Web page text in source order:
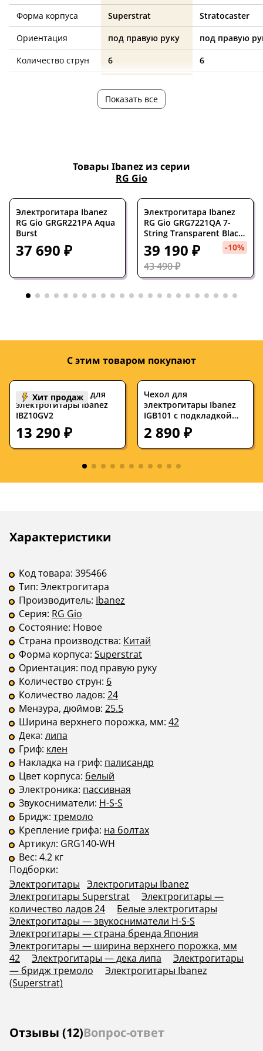
Форма корпуса Superstrat
Stratocaster
Ориентация
под правую руку
под правую
Количество струн
6
6
25.5
липа
клен
Накладка на гриф
палисандр
клен
Цвет корпуса
белый
санберст
Электроника
пассивная
пассивная
H-S-S
Бридж
тремоло
тремоло
Показать все
Товары Ibanez из серии
RG Gio
Электрогитара Ibanez
RG Gio GRGR221PA Aqua
Burst
37 690 ₽
Электрогитара Ibanez
RG Gio GRG7221QA 7-
String Transparent Black
Sunburst
39 190 ₽ -10%
43 490 ₽
С этим товаром покупают
Хит продаж
Комбоусилитель для
электрогитары Ibanez
IBZ10GV2
13 290 ₽
Чехол для
электрогитары Ibanez
IGB101 с подкладкой
10мм
2 890 ₽
Описание
Характеристики
Инструкции
Код товара: 395466
Тип: Электрогитара
Производитель: Ibanez
Серия: RG Gio
Состояние: Новое
Страна производства: Китай
Форма корпуса: Superstrat
Ориентация: под правую руку
Количество струн: 6
Количество ладов: 24
Мензура, дюймов: 25.5
Ширина верхнего порожка, мм: 42
Дека: липа
Гриф: клен
Накладка на гриф: палисандр
Цвет корпуса: белый
Электроника: пассивная
Звукосниматели: H-S-S
Бридж: тремоло
Крепление грифа: на болтах
Артикул: GRG140-WH
Вес: 4.2 кг
Подборки:
Электрогитары Электрогитары Ibanez
Электрогитары Superstrat
Электрогитары —
количество ладов 24
Белые электрогитары
Электрогитары — звукосниматели H-S-S
Электрогитары — страна бренда Япония
Электрогитары — ширина верхнего порожка, мм
42
Электрогитары — дека липа
Электрогитары
— бридж тремоло
Электрогитары Ibanez
(Superstrat)
Отзывы (12)Вопрос-ответ